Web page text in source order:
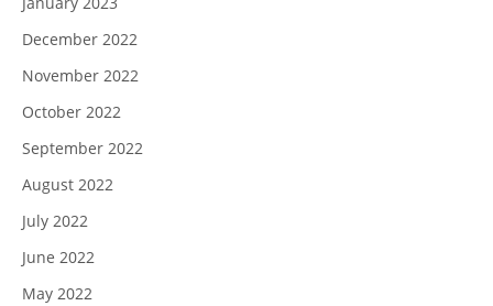
December 2022
November 2022
October 2022
September 2022
August 2022
July 2022
June 2022
May 2022